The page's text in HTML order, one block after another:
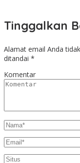
Tinggalkan
Alamat email Anda
ditandai *
Komentar